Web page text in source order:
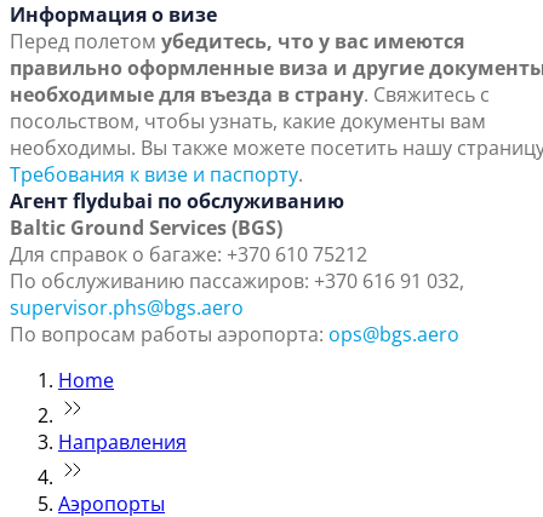
Информация о визе
Перед полетом убедитесь, что у вас имеются
правильно оформленные виза и другие
необходимые для въезда в страну. Свяжитесь с
посольством, чтобы узнать, какие документы вам
необходимы. Вы также можете посетить нашу
Требования к визе и паспорту.
Агент flydubai по обслуживанию
Baltic Ground Services (BGS)
Для справок о багаже: +370 610 75212
По обслуживанию пассажиров: +370 616 91 032,
supervisor.phs@bgs.aero
По вопросам работы аэропорта: ops@bgs.aero
Home
Направления
Аэропорты